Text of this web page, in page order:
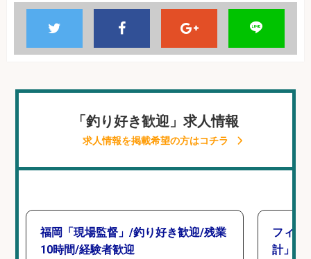
「釣り好き歓迎」求人情報
求人情報を掲載希望の方はコチラ
福岡「現場監督」/釣り好き歓迎/残業
10時間/経験者歓迎
フィッ
計」